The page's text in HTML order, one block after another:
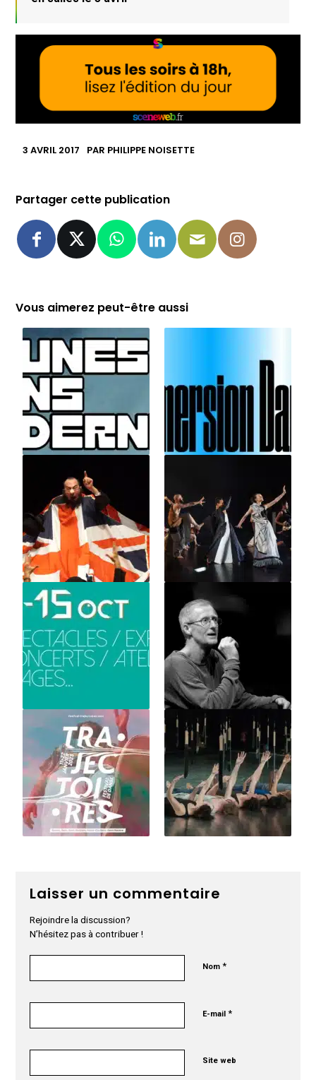
3 AVRIL 2017 PAR PHILIPPE NOISETTE
Partager cette publication
Vous aimerez peut-être aussi
Laisser un commentaire
Rejoindre la discussion?
N’hésitez pas à contribuer !
Nom*
E-mail*
Site web